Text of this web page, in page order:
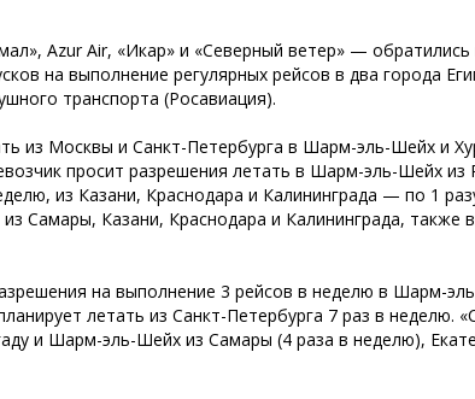
Azur Air, «Икар» и «Северный ветер» — обратились
на выполнение регулярных рейсов в два города
транспорта (Росавиация).
из Москвы и Санкт-Петербурга в Шарм-эль-Шейх и
просит разрешения летать в Шарм-эль-Шейх из
из Казани, Краснодара и Калининграда — по 1
из Самары, Казани, Краснодара и Калининграда, также
на выполнение 3 рейсов в неделю в Шарм-
летать из Санкт-Петербурга 7 раз в неделю.
и Шарм-эль-Шейх из Самары (4 раза в неделю),